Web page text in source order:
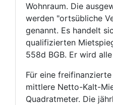
Wohnraum. Die
werden "ortsübliche
genannt. Es handelt
qualifizierten
558d BGB. Er wird
Für eine
mittlere Netto-Kalt-
Quadratmeter. Die